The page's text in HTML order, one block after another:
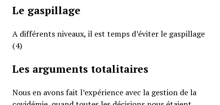
Le gaspillage
A différents niveaux, il est temps d’éviter le gaspillage
(4)
Les arguments totalitaires
Nous en avons fait l’expérience avec la gestion de la